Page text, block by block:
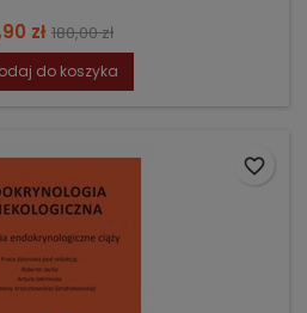
zł Cena
podstawowa
180,00 zł
do koszyka
favorite_border